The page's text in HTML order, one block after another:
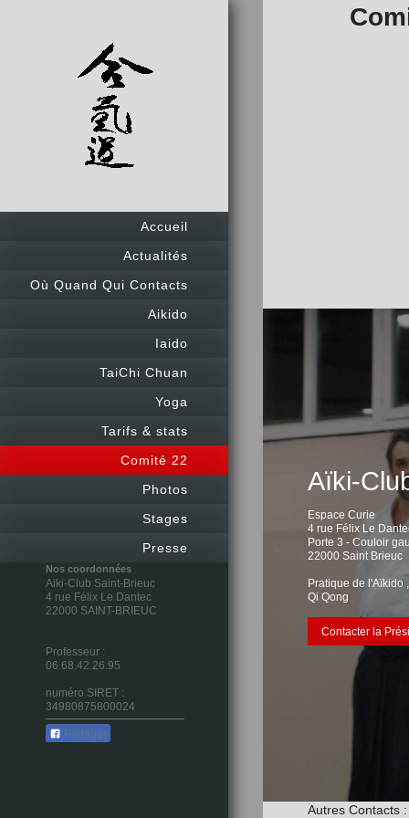
Accueil
Actualités
Où Quand Qui Contacts
Aikido
Iaido
TaiChi Chuan
Yoga
Tarifs & stats
Comité 22
Photos
Stages
Presse
Nos coordonnées
Aiki-Club Saint-Brieuc
4 rue Félix Le Dantec
22000 SAINT-BRIEUC
Professeur :
06.68.42.26.95
numéro SIRET :
34980875800024
Partager
Aïki-
Espace Curie
4 rue Félix Le
Porte 3 - Couloir
22000 Saint Brieuc
Pratique de l'Aïkido
Qi Qong
Contacter la
Autres Contacts :